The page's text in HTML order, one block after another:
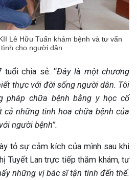
Lê Hữu Tuấn khám bệnh và tư vấn
tình cho người dân
tuổi chia sẻ: “Đây là một chương
thực với đời sống người dân. Tôi
pháp chữa bệnh bằng y học cổ
cả những tinh hoa chữa bệnh của
người bệnh”.
tỏ sự cảm kích của mình sau khi
Tuyết Lan trực tiếp thăm khám, tư
những vị bác sĩ tận tình đến thế.